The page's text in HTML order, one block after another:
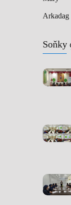
Arkadag
Soňky